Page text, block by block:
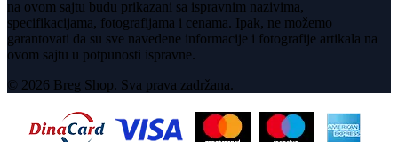
na ovom sajtu budu prikazani sa ispravnim nazivima,
specifikacijama, fotografijama i cenama. Ipak, ne možemo
garantovati da su sve navedene informacije i fotografije artikala na
ovom sajtu u potpunosti ispravne.
© 2026 Breg Shop. Sva prava zadržana.